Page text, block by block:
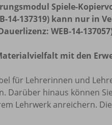
Spiele-
14-137319) kann nur in
WEB-14-
mit den
für Lehrerinnen und
Darüber hinaus können
Lehrwerk anreichern.